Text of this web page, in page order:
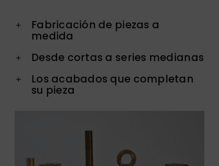
Fabricación de piezas a
medida
Desde cortas a series medianas
Los acabados que completan
su pieza